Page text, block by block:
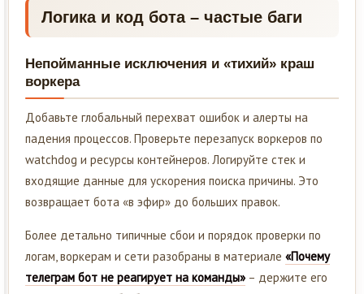
Логика и код бота – частые баги
Непойманные исключения и «тихий» краш
воркера
Добавьте глобальный перехват ошибок и алерты на
падения процессов. Проверьте перезапуск воркеров по
watchdog и ресурсы контейнеров. Логируйте стек и
входящие данные для ускорения поиска причины. Это
возвращает бота «в эфир» до больших правок.
Более детально типичные сбои и порядок проверки по
логам, воркерам и сети разобраны в материале «Почему
телеграм бот не реагирует на команды»– держите его